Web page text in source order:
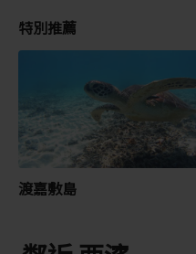
特別推薦
渡嘉敷島